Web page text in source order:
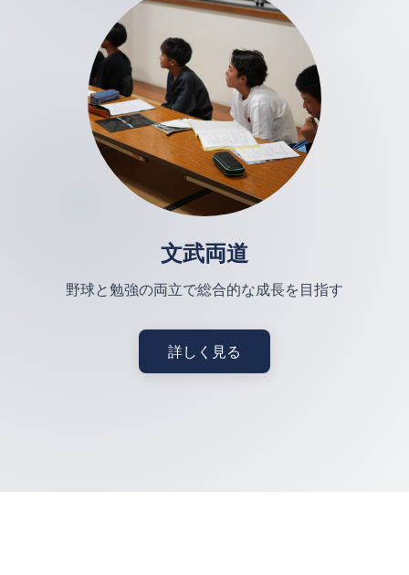
文武両道
野球と勉強の両立で総合的な成長を目指す
詳しく見る